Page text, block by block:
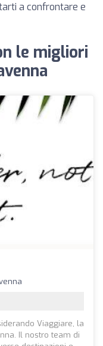
a confrontare e
le migliori
Viaggiare, la
Il nostro team di